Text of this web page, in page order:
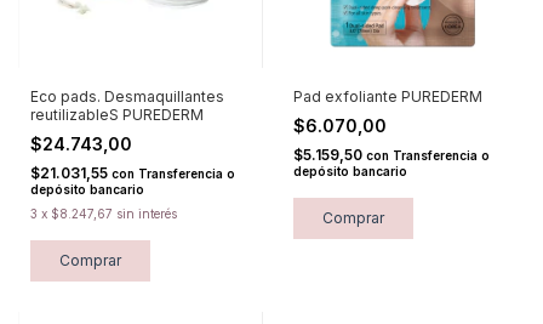
Eco pads. Desmaquillantes
reutilizableS PUREDERM
$24.743,00
$21.031,55 con Transferencia o
depósito bancario
3 x $8.247,67 sin interés
Comprar
Pad exfoliante PUREDERM
$6.070,00
$5.159,50 con Transferencia o
depósito bancario
Comprar